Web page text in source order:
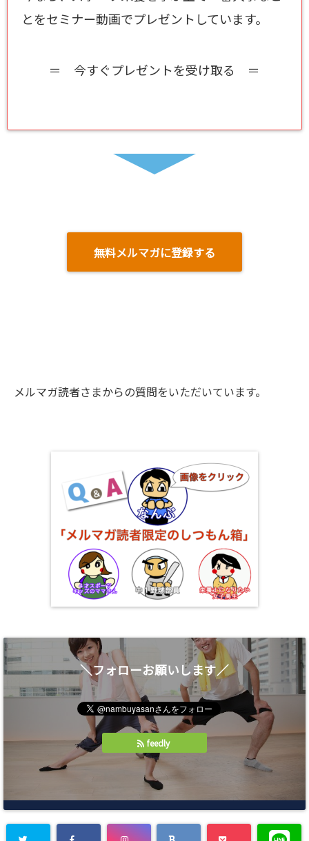
とをセミナー動画でプレゼントしています。
＝ 今すぐプレゼントを受け取る ＝
無料メルマガに登録する
メルマガ読者さまからの質問をいただいています。
＼フォローお願いします／
feedly